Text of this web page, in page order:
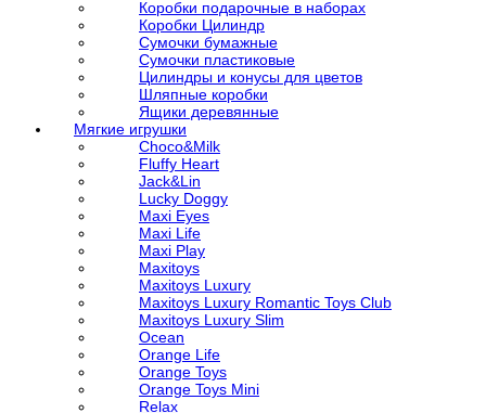
Коробки подарочные в наборах
Коробки Цилиндр
Сумочки бумажные
Сумочки пластиковые
Цилиндры и конусы для цветов
Шляпные коробки
Ящики деревянные
Мягкие игрушки
Choco&Milk
Fluffy Heart
Jack&Lin
Lucky Doggy
Maxi Eyes
Maxi Life
Maxi Play
Maxitoys
Maxitoys Luxury
Maxitoys Luxury Romantic Toys Club
Maxitoys Luxury Slim
Ocean
Orange Life
Orange Toys
Orange Toys Mini
Relax